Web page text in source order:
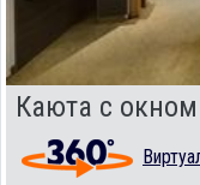
Каюта с